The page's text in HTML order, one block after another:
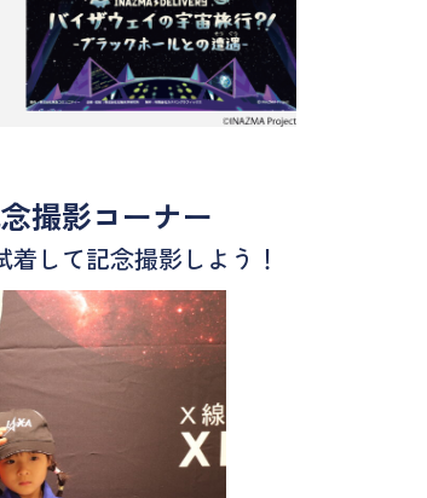
撮影コーナー
して記念撮影しよう！